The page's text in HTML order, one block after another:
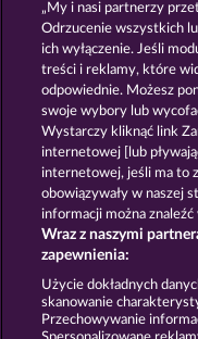
Egyptian Moon
Oświadczenie
Nota
Prześlij
„My i nasi partnerzy
Odrzucenie wszystkich
ich wyłączenie. Jeśli
treści i reklamy, które
odpowiednie. Możesz
swoje wybory lub
Wystarczy kliknąć link
internetowej [lub
internetowej, jeśli ma to
obowiązywały w naszej
informacji można
Wraz z naszymi
zapewnienia:
Użycie dokładnych
skanowanie
Przechowywanie